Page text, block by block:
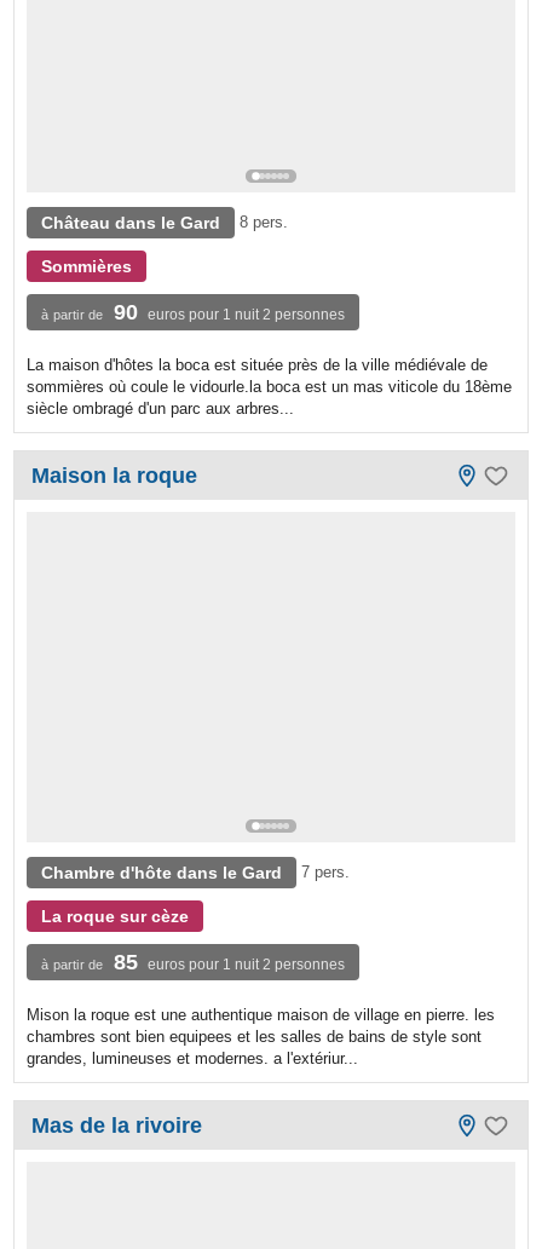
Château dans le Gard 8 pers.
Sommières
à partir de 90 euros pour 1 nuit 2 personnes
La maison d'hôtes la boca est située près de la ville médiévale de
sommières où coule le vidourle.la boca est un mas viticole du 18ème
siècle ombragé d'un parc aux arbres...
Maison la roque
Chambre d'hôte dans le Gard 7 pers.
La roque sur cèze
à partir de 85 euros pour 1 nuit 2 personnes
Mison la roque est une authentique maison de village en pierre. les
chambres sont bien equipees et les salles de bains de style sont
grandes, lumineuses et modernes. a l'extériur...
Mas de la rivoire